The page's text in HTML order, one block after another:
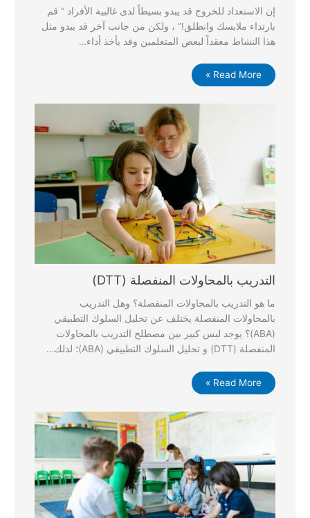
إن الاستعداد للخروج قد يبدو بسيطاً لدى غالبية الأفراد ” قم
بارتداء ملابسك وانطلق!” ، ولكن من جانب آخر قد يبدو مثل
هذا النشاط معقداً لبعض المتعلمين وقد يأخذ أداء…
Read More »
التدريب بالمحاولات المنفصلة (DTT)
ما هو التدريب بالمحاولات المنفصلة؟ وهل التدريب
بالمحاولات المنفصلة يختلف عن تحليل السلوك التطبيقي
(ABA)؟ يوجد لبس كبير بين مصطلح التدريب بالمحاولات
المنفصلة (DTT) و تحليل السلوك التطبيقي (ABA)؛ لذلك…
Read More »